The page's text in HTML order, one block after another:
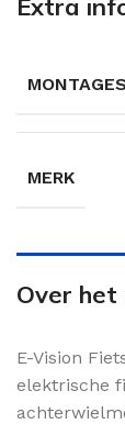
Extra
MERK
Over het
E-Vision
elektrische